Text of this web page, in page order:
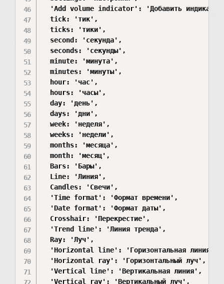
'Add volume indicator': 'Добавить
  tick: 'тик',
  ticks: 'тики',
  second: 'секунда',
  seconds: 'секунды',
  minute: 'минута',
  minutes: 'минуты',
  hour: 'час',
  hours: 'часы',
  day: 'день',
  days: 'дни',
  week: 'неделя',
  weeks: 'недели',
  months: 'месяца',
  month: 'месяц',
  Bars: 'Бары',
  Line: 'Линия',
  Candles: 'Свечи',
  'Time format': 'Формат времени',
  'Date format': 'Формат даты',
  Crosshair: 'Перекрестие',
  'Trend line': 'Линия тренда',
  Ray: 'Луч',
  'Horizontal line': 'Горизонтальная линия',
  'Horizontal ray': 'Горизонтальный луч',
  'Vertical line': 'Вертикальная линия',
  'Vertical ray': 'Вертикальный луч',